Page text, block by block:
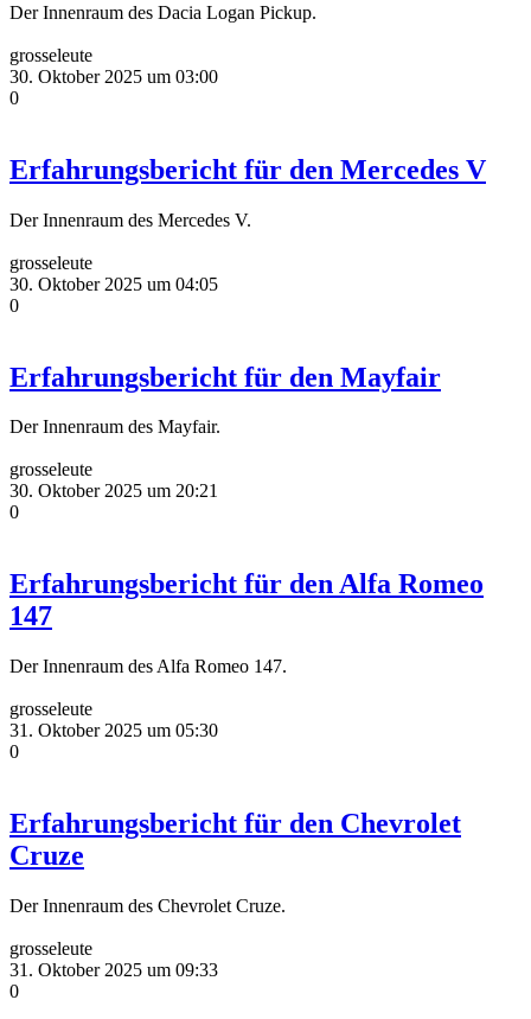
Der Innenraum des Dacia Logan Pickup.
grosseleute
30. Oktober 2025 um 03:00
0
Erfahrungsbericht für den Mercedes V
Der Innenraum des Mercedes V.
grosseleute
30. Oktober 2025 um 04:05
0
Erfahrungsbericht für den Mayfair
Der Innenraum des Mayfair.
grosseleute
30. Oktober 2025 um 20:21
0
Erfahrungsbericht für den Alfa Romeo
147
Der Innenraum des Alfa Romeo 147.
grosseleute
31. Oktober 2025 um 05:30
0
Erfahrungsbericht für den Chevrolet
Cruze
Der Innenraum des Chevrolet Cruze.
grosseleute
31. Oktober 2025 um 09:33
0